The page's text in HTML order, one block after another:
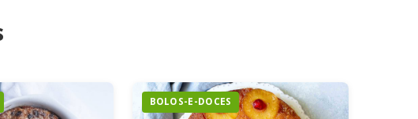
BOLOS-E-DOCES